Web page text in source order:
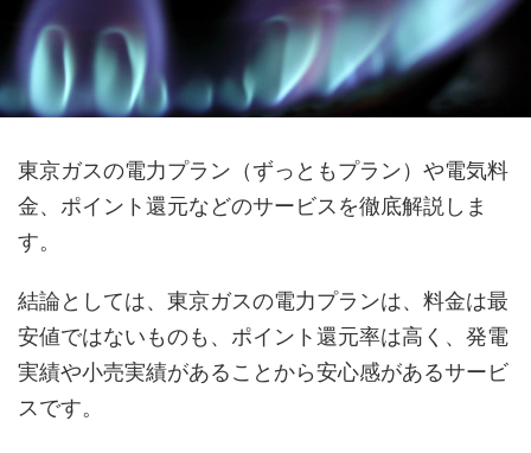
東京ガスの電力プラン（ずっともプラン）や電気料
金、ポイント還元などのサービスを徹底解説しま
す。
結論としては、東京ガスの電力プランは、料金は最
安値ではないものも、ポイント還元率は高く、発電
実績や小売実績があることから安心感があるサービ
スです。